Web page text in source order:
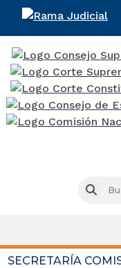
SECRETARÍA